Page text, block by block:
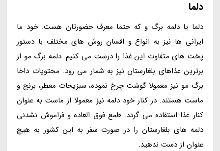
دلما
دلما یا دلمه برگ و که حتما معرف حضورتان هست. خود ما
ایرانی ها نیز به انواع و اقسان روش های مختلف با دستور
پخت های متفاوت این غذا را درست می کنیم. دلمه برگ مو از
برترین غذاهای بلغارستان نیز به شمار می رود. محتویات داخا
برگ مو نیز معمولا گوشت چرخ نموده، سبزیجات معطر، برنج و
ماست هستند. در کنار خود دلمه نیز معمولا از ماست به عنوان
کنار غذا استفاده می گردد. طمع فوق العاده و فراموش نشدنی
دلمه های بلغارستان را در صورت سفر به این کشور به هیچ
عنوان از دست ندهید.